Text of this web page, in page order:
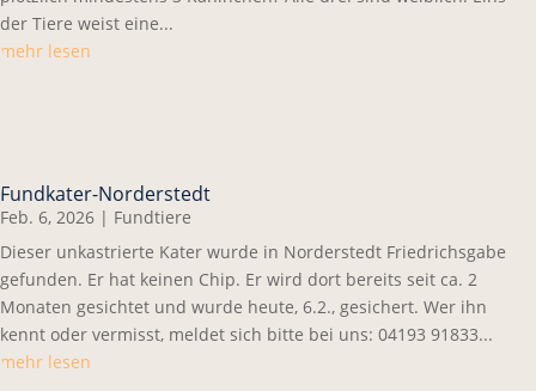
der Tiere weist eine...
mehr lesen
Fundkater-Norderstedt
Feb. 6, 2026 | Fundtiere
Dieser unkastrierte Kater wurde in Norderstedt Friedrichsgabe
gefunden. Er hat keinen Chip. Er wird dort bereits seit ca. 2
Monaten gesichtet und wurde heute, 6.2., gesichert. Wer ihn
kennt oder vermisst, meldet sich bitte bei uns: 04193 91833...
mehr lesen